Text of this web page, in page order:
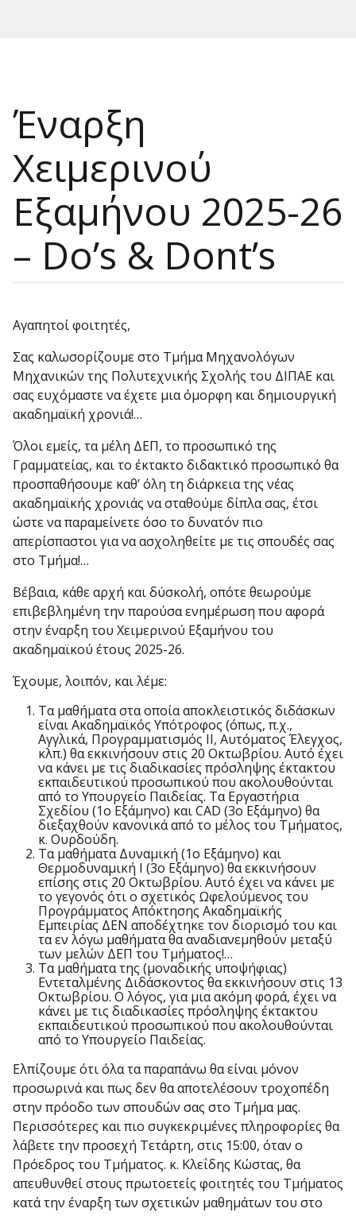
Έναρξη
Χειμερινού
Εξαμήνου 2025-26
– Do’s & Dont’s
Αγαπητοί φοιτητές,
Σας καλωσορίζουμε στο Τμήμα Μηχανολόγων
Μηχανικών της Πολυτεχνικής Σχολής του ΔΙΠΑΕ και
σας ευχόμαστε να έχετε μια όμορφη και δημιουργική
ακαδημαϊκή χρονιά!…
Όλοι εμείς, τα μέλη ΔΕΠ, το προσωπικό της
Γραμματείας, και το έκτακτο διδακτικό προσωπικό θα
προσπαθήσουμε καθ’ όλη τη διάρκεια της νέας
ακαδημαϊκής χρονιάς να σταθούμε δίπλα σας, έτσι
ώστε να παραμείνετε όσο το δυνατόν πιο
απερίσπαστοι για να ασχοληθείτε με τις σπουδές σας
στο Τμήμα!…
Βέβαια, κάθε αρχή και δύσκολή, οπότε θεωρούμε
επιβεβλημένη την παρούσα ενημέρωση που αφορά
στην έναρξη του Χειμερινού Εξαμήνου του
ακαδημαϊκού έτους 2025-26.
Έχουμε, λοιπόν, και λέμε:
Τα μαθήματα στα οποία αποκλειστικός διδάσκων
είναι Ακαδημαϊκός Υπότροφος (όπως, π.χ.,
Αγγλικά, Προγραμματισμός ΙΙ, Αυτόματος Έλεγχος,
κλπ.) θα εκκινήσουν στις 20 Οκτωβρίου. Αυτό έχει
να κάνει με τις διαδικασίες πρόσληψης έκτακτου
εκπαιδευτικού προσωπικού που ακολουθούνται
από το Υπουργείο Παιδείας. Τα Εργαστήρια
Σχεδίου (1ο Εξάμηνο) και CAD (3ο Εξάμηνο) θα
διεξαχθούν κανονικά από το μέλος του Τμήματος,
κ. Ουρδούδη.
Τα μαθήματα Δυναμική (1ο Εξάμηνο) και
Θερμοδυναμική Ι (3ο Εξάμηνο) θα εκκινήσουν
επίσης στις 20 Οκτωβρίου. Αυτό έχει να κάνει με
το γεγονός ότι ο σχετικός Ωφελούμενος του
Προγράμματος Απόκτησης Ακαδημαϊκής
Εμπειρίας ΔΕΝ αποδέχτηκε τον διορισμό του και
τα εν λόγω μαθήματα θα αναδιανεμηθούν μεταξύ
των μελών ΔΕΠ του Τμήματος!…
Τα μαθήματα της (μοναδικής υποψήφιας)
Εντεταλμένης Διδάσκοντος θα εκκινήσουν στις 13
Οκτωβρίου. Ο λόγος, για μια ακόμη φορά, έχει να
κάνει με τις διαδικασίες πρόσληψης έκτακτου
εκπαιδευτικού προσωπικού που ακολουθούνται
από το Υπουργείο Παιδείας.
Ελπίζουμε ότι όλα τα παραπάνω θα είναι μόνον
προσωρινά και πως δεν θα αποτελέσουν τροχοπέδη
στην πρόοδο των σπουδών σας στο Τμήμα μας.
Περισσότερες και πιο συγκεκριμένες πληροφορίες θα
λάβετε την προσεχή Τετάρτη, στις 15:00, όταν ο
Πρόεδρος του Τμήματος. κ. Κλεΐδης Κώστας, θα
απευθυνθεί στους πρωτοετείς φοιτητές του Τμήματος
κατά την έναρξη των σχετικών μαθημάτων του στο